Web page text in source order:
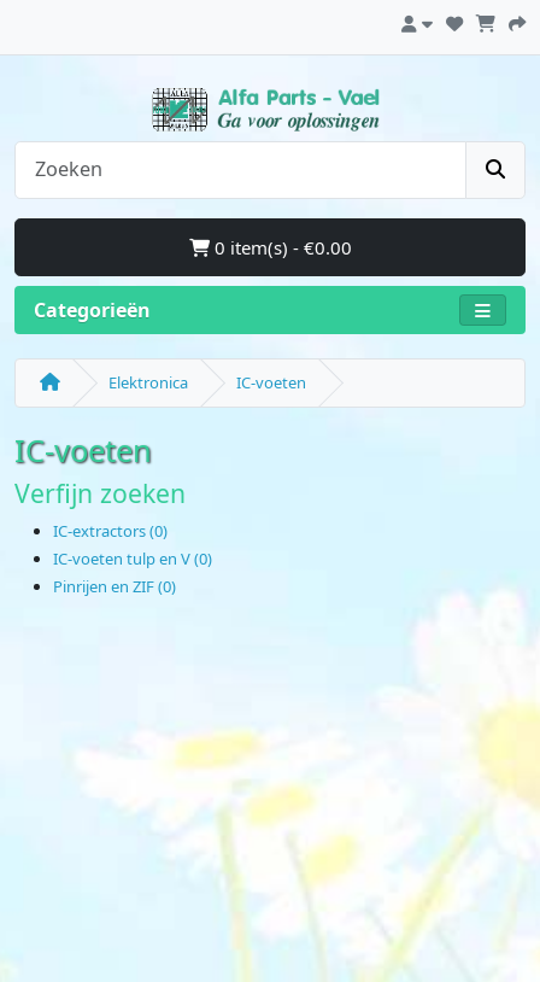
0 item(s) - €0.00
Categorieën
Elektronica IC-voeten
IC-voeten
Verfijn zoeken
IC-extractors (0)
IC-voeten tulp en V (0)
Pinrijen en ZIF (0)